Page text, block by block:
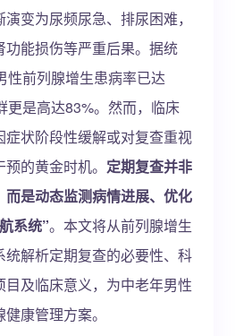
变为尿频尿急、排尿困难，
能损伤等严重后果。据统
性前列腺增生患病率已达
更是高达83%。然而，临床
症状阶段性缓解或对复查重视
的黄金时机。 定期复查并非
而是动态监测病情进展、优化
系统”。本文将从前列腺增生
统解析定期复查的必要性、科
目及临床意义，为中老年男性
康管理方案。